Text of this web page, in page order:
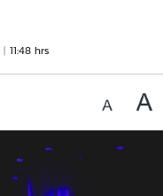
11:48 hrs